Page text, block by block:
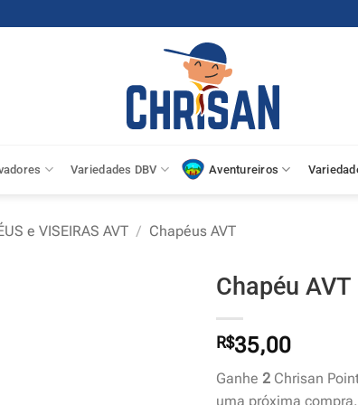
Variedades DBV Aventureiros
e VISEIRAS AVT / Chapéus AVT
Chapéu
R$35,00
Ganhe 2 Chrisan
uma próxima compra.